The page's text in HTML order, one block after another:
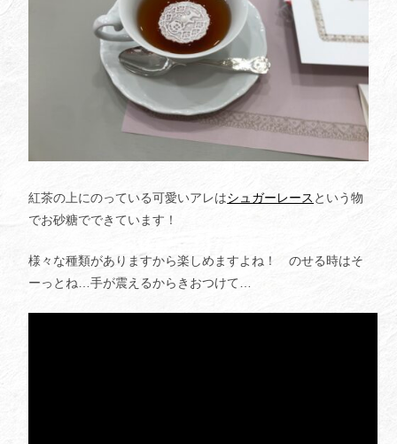
紅茶の上にのっている可愛いアレはシュガーレース という物
でお砂糖でできています！
様々な種類がありますから楽しめますよね！ のせる時はそ
ーっとね…手が震えるからきおつけて…